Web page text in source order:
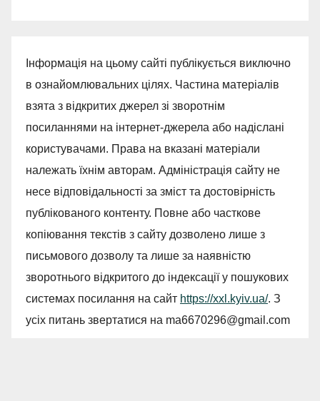
Інформація на цьому сайті публікується виключно
в ознайомлювальних цілях. Частина матеріалів
взята з відкритих джерел зі зворотнім
посиланнями на інтернет-джерела або надіслані
користувачами. Права на вказані матеріали
належать їхнім авторам. Адміністрація сайту не
несе відповідальності за зміст та достовірність
публікованого контенту. Повне або часткове
копіювання текстів з сайту дозволено лише з
письмового дозволу та лише за наявністю
зворотнього відкритого до індексації у пошукових
системах посилання на сайт https://xxl.kyiv.ua/. З
усіх питань звертатися на ma6670296@gmail.com